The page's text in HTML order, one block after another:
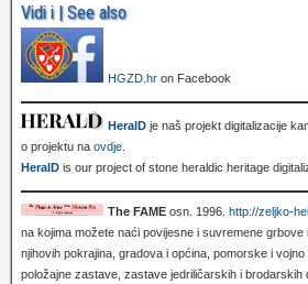
Vidi i | See also
HGZD.hr on Facebook
HeralD je naš projekt digitalizacije
o projektu na ovdje.
HeralD is our project of stone heraldic heritage
The FAME osn. 1996. http://zeljko-
na kojima možete naći povijesne i suvremene grbove
njihovih pokrajina, gradova i općina, pomorske i
položajne zastave, zastave jedriličarskih i brodarskih